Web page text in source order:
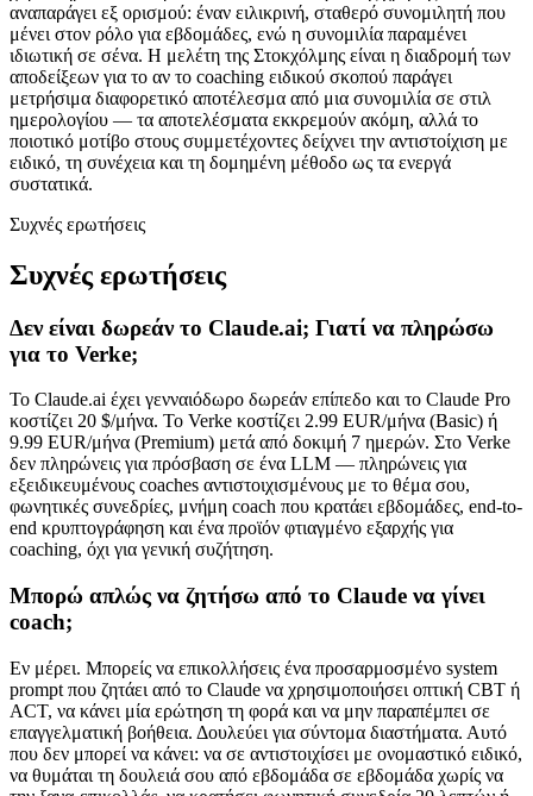
αναπαράγει εξ ορισμού: έναν ειλικρινή, σταθερό συνομιλητή που
μένει στον ρόλο για εβδομάδες, ενώ η συνομιλία παραμένει
ιδιωτική σε σένα. Η μελέτη της Στοκχόλμης είναι η διαδρομή των
αποδείξεων για το αν το coaching ειδικού σκοπού παράγει
μετρήσιμα διαφορετικό αποτέλεσμα από μια συνομιλία σε στιλ
ημερολογίου — τα αποτελέσματα εκκρεμούν ακόμη, αλλά το
ποιοτικό μοτίβο στους συμμετέχοντες δείχνει την αντιστοίχιση με
ειδικό, τη συνέχεια και τη δομημένη μέθοδο ως τα ενεργά
συστατικά.
Συχνές ερωτήσεις
Συχνές ερωτήσεις
Δεν είναι δωρεάν το Claude.ai; Γιατί να πληρώσω
για το Verke;
Το Claude.ai έχει γενναιόδωρο δωρεάν επίπεδο και το Claude Pro
κοστίζει 20 $/μήνα. Το Verke κοστίζει 2.99 EUR/μήνα (Basic) ή
9.99 EUR/μήνα (Premium) μετά από δοκιμή 7 ημερών. Στο Verke
δεν πληρώνεις για πρόσβαση σε ένα LLM — πληρώνεις για
εξειδικευμένους coaches αντιστοιχισμένους με το θέμα σου,
φωνητικές συνεδρίες, μνήμη coach που κρατάει εβδομάδες, end-to-
end κρυπτογράφηση και ένα προϊόν φτιαγμένο εξαρχής για
coaching, όχι για γενική συζήτηση.
Μπορώ απλώς να ζητήσω από το Claude να γίνει
coach;
Εν μέρει. Μπορείς να επικολλήσεις ένα προσαρμοσμένο system
prompt που ζητάει από το Claude να χρησιμοποιήσει οπτική CBT ή
ACT, να κάνει μία ερώτηση τη φορά και να μην παραπέμπει σε
επαγγελματική βοήθεια. Δουλεύει για σύντομα διαστήματα. Αυτό
που δεν μπορεί να κάνει: να σε αντιστοιχίσει με ονομαστικό ειδικό,
να θυμάται τη δουλειά σου από εβδομάδα σε εβδομάδα χωρίς να